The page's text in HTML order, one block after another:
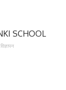
विज्ञापन